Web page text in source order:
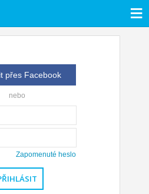
≡
přes Facebook
nebo
Zapomenuté heslo